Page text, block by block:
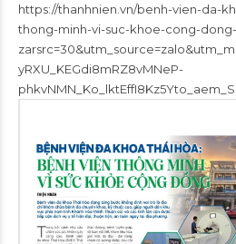
https://thanhnien.vn/benh-vien-da-
thong-minh-vi-suc-khoe-cong-dong-
yRXU_KEGdi8mRZ8vMNeP-